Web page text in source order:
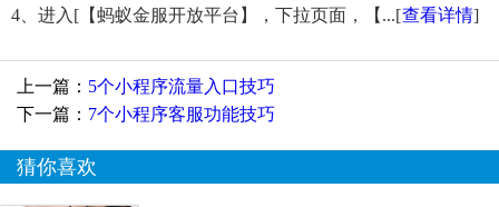
4、进入[【蚂蚁金服开放平台】，下拉页面，【...[查看详情]
上一篇： 5个小程序流量入口技巧
下一篇： 7个小程序客服功能技巧
猜你喜欢